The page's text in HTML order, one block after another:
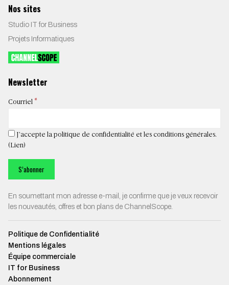
Nos sites
Studio IT for Business
Projets Informatiques
Newsletter
Courriel *
J’accepte la politique de confidentialité et les conditions générales.
(Lien)
En soumettant mon adresse e-mail, je confirme que je veux recevoir
les nouveautés, offres et bon plans de ChannelScope.
Politique de Confidentialité
Mentions légales
Équipe commerciale
IT for Business
Abonnement